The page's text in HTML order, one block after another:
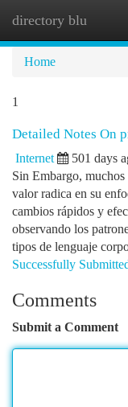
directory blu
Home
1
Detailed Notes On
Internet 501 days
Sin Embargo,
valor radica en su
cambios rápidos y
observando los
tipos de lenguaje
Successfully
Comments
Submit a Comment